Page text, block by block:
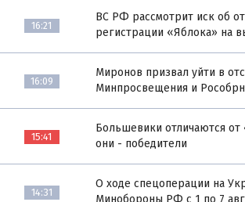
16:21
ВС РФ рассмотрит иск об
регистрации «Яблока» на
16:09
Миронов призвал уйти в
Минпросвещения и
15:41
Большевики отличаются от
они - победители
14:31
О ходе спецоперации на